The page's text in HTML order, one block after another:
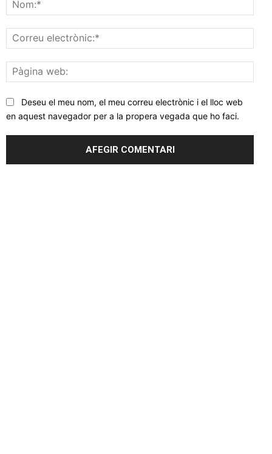
web:
Deseu el meu nom, el meu correu electrònic i el lloc web
en aquest navegador per a la propera vegada que ho faci.